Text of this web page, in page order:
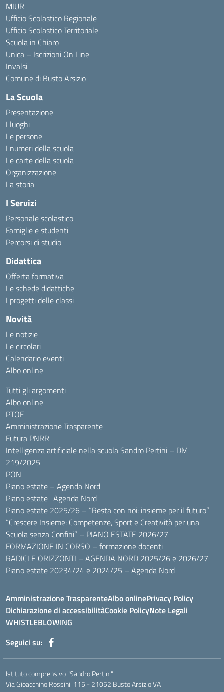
MIUR
Ufficio Scolastico Regionale
Ufficio Scolastico Territoriale
Scuola in Chiaro
Unica – Iscrizioni On Line
Invalsi
Comune di Busto Arsizio
La Scuola
Presentazione
I luoghi
Le persone
I numeri della scuola
Le carte della scuola
Organizzazione
La storia
I Servizi
Personale scolastico
Famiglie e studenti
Percorsi di studio
Didattica
Offerta formativa
Le schede didattiche
I progetti delle classi
Novità
Le notizie
Le circolari
Calendario eventi
Albo online
Tutti gli argomenti
Albo online
PTOF
Amministrazione Trasparente
Futura PNRR
Intelligenza artificiale nella scuola Sandro Pertini – DM
219/2025
PON
Piano estate – Agenda Nord
Piano estate -Agenda Nord
Piano estate 2025/26 – “Resta con noi: insieme per il futuro”
“Crescere Insieme: Competenze, Sport e Creatività per una
Scuola senza Confini” – PIANO ESTATE 2026/27
FORMAZIONE IN CORSO – formazione docenti
RADICI E ORIZZONTI – AGENDA NORD 2025/26 e 2026/27
Piano estate 20234/24 e 2024/25 – Agenda Nord
Amministrazione TrasparenteAlbo onlinePrivacy Policy
Dichiarazione di accessibilitàCookie PolicyNote Legali
WHISTLEBLOWING
Seguici su:
Istituto comprensivo "Sandro Pertini"
Via Gioacchino Rossini. 115 - 21052 Busto Arsizio VA